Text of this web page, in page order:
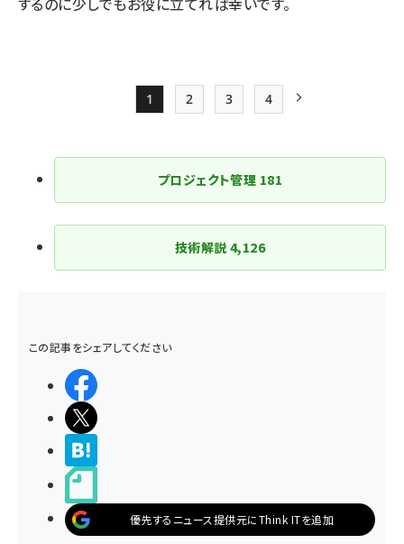
ジ
送
り
Page
1
Page
2
Page
3
Page
4
プロジェクト管理 181
技術解説 4,126
この記事をシェアしてください
優先するニュース提供元にThink ITを追加